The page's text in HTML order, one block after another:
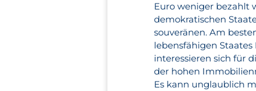
Euro weniger bezahlt
demokratischen
souveränen. Am
lebensfähigen
interessieren sich für
der hohen
Es kann unglaublich